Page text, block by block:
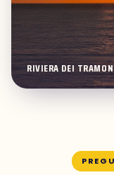
RIVIERA DEI